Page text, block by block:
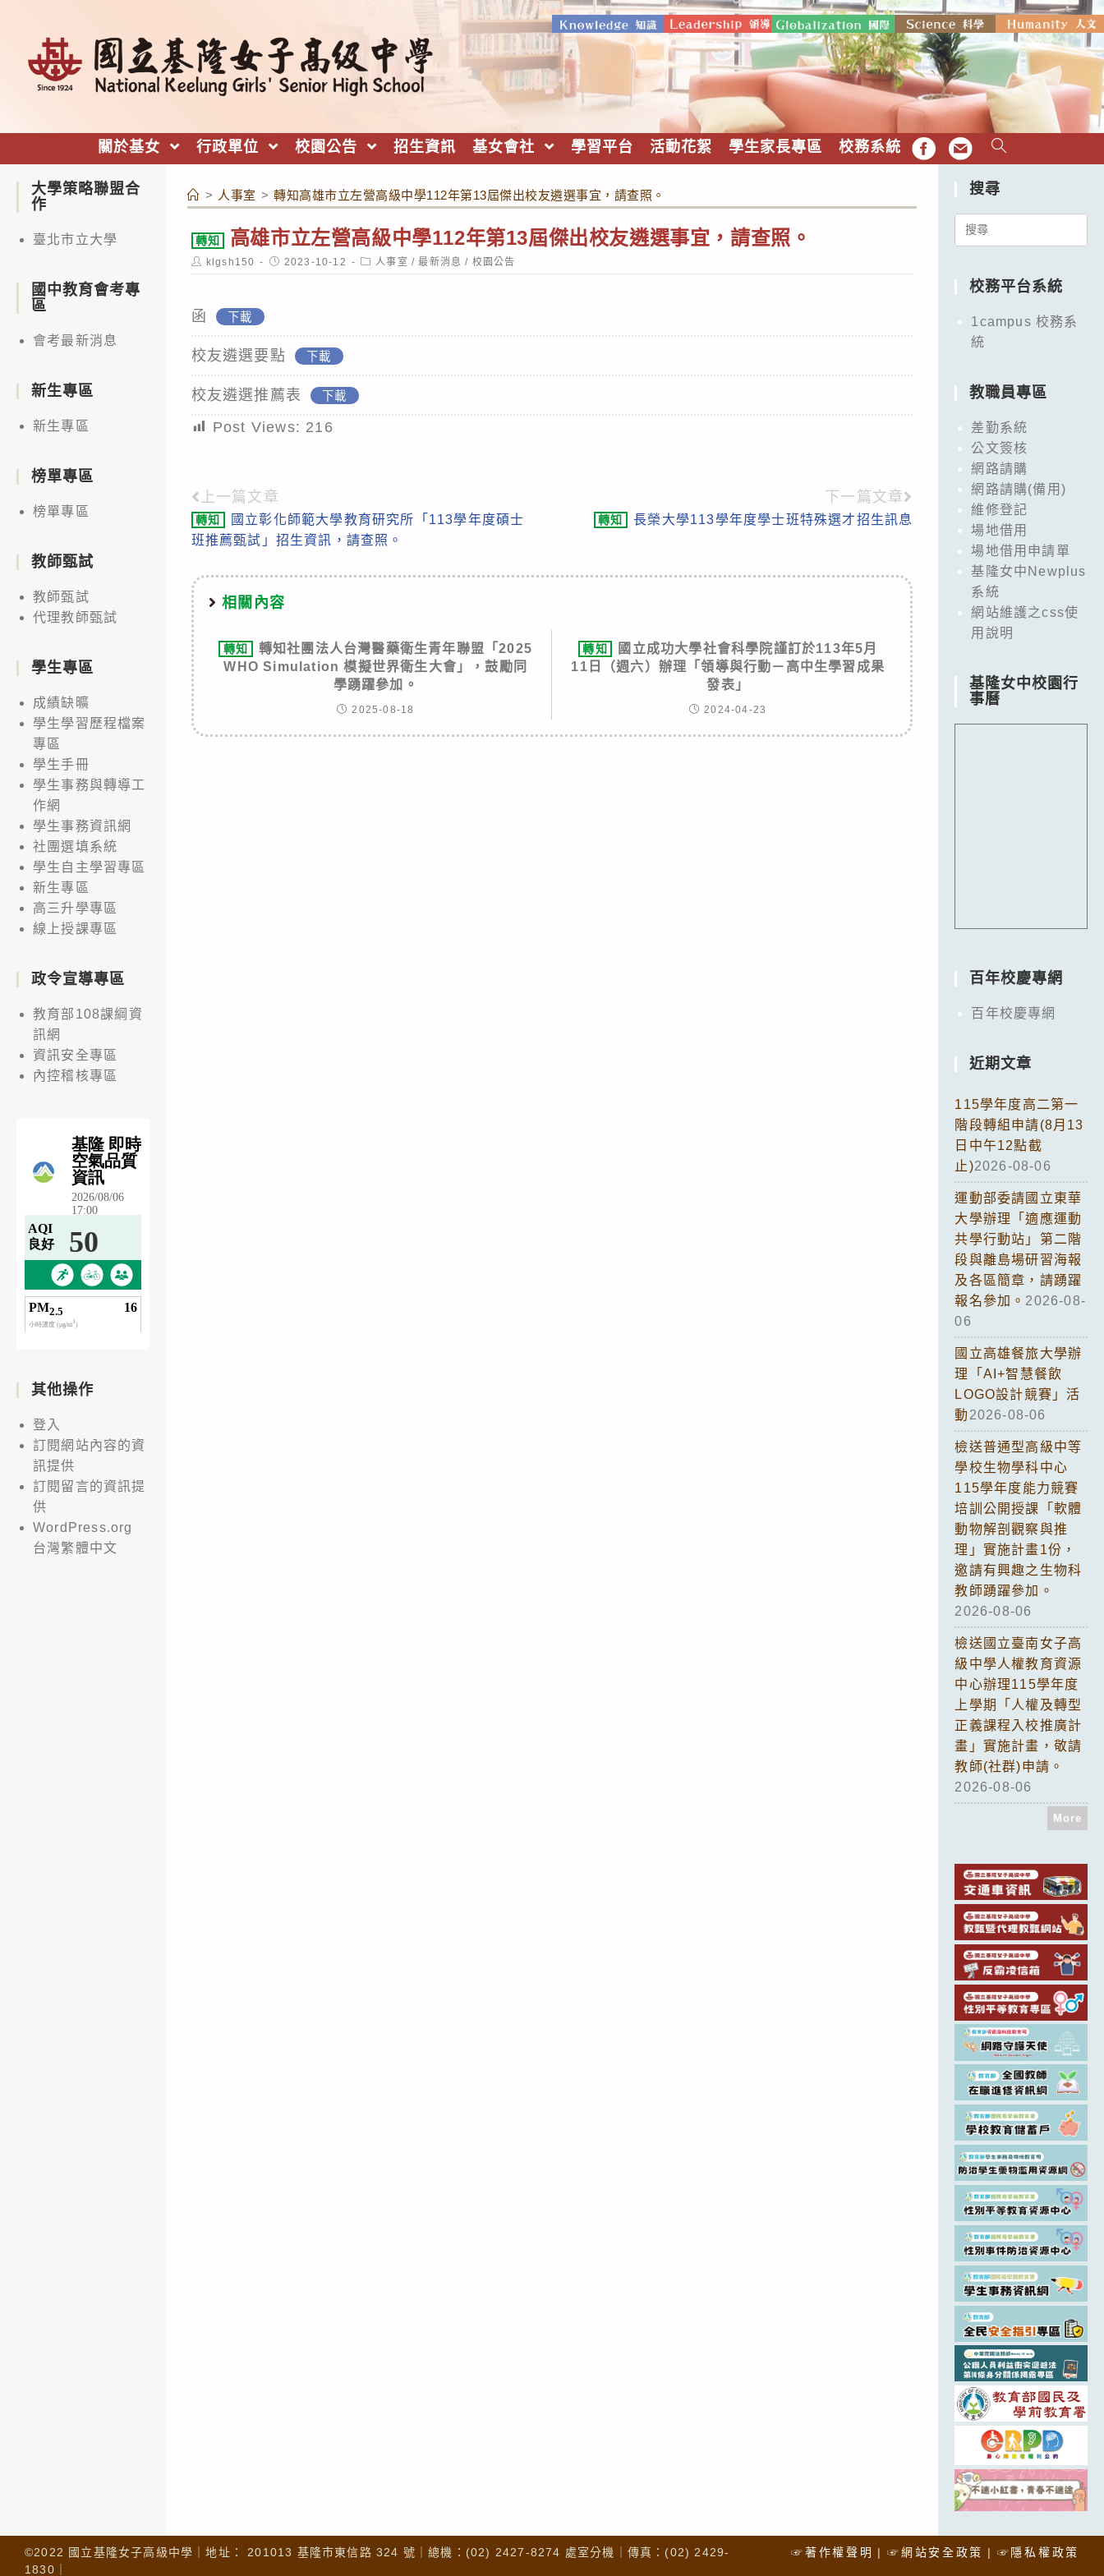
關於基女 行政單位 校園公告 招生資訊 基女會社 學習平台 活動花絮 學生家長專區 校務系統 FB EMAIL
> 人事室 > 轉知高雄市立左營高級中學112年第13屆傑出校友遴選事宜，請查照。
轉知 高雄市立左營高級中學112年第13屆傑出校友遴選事宜，請查照。
Post
author:
klgsh150
Post
published:
2023-10-12
Post
category:
人事室 / 最新消息 / 校園公告
函 下載
校友遴選要點 下載
校友遴選推薦表 下載
Post Views: 216
Read
more
上一篇文章
轉知
國立彰化師範大學教育研究所「113學年度碩士
班推薦甄試」招生資訊，請查照。
下一篇文章
轉知 長榮大學113學年度學士班特殊選才招生訊息
相關內容
轉知
轉知社團法人台灣醫藥衛生青年聯盟「2025
WHO Simulation 模擬世界衛生大會」，鼓勵同
學踴躍參加。
2025-08-18
轉知
國立成功大學社會科學院謹訂於113年5月
11日（週六）辦理「領導與行動－高中生學習成果
發表」
2024-04-23
大學策略聯盟合
作
臺北市立大學
國中教育會考專
區
會考最新消息
新生專區
新生專區
榜單專區
榜單專區
教師甄試
教師甄試
代理教師甄試
學生專區
成績缺曠
學生學習歷程檔案
專區
學生手冊
學生事務與轉導工
作網
學生事務資訊網
社團選填系統
學生自主學習專區
新生專區
高三升學專區
線上授課專區
政令宣導專區
教育部108課綱資
訊網
資訊安全專區
內控稽核專區
其他操作
登入
訂閱網站內容的資
訊提供
訂閱留言的資訊提
供
WordPress.org
台灣繁體中文
搜尋
Search
校務平台系統
1campus 校務系
統
教職員專區
差勤系統
公文簽核
網路請購
網路請購(備用)
維修登記
場地借用
場地借用申請單
基隆女中Newplus
系統
網站維護之css使
用說明
基隆女中校園行
事曆
百年校慶專網
百年校慶專網
近期文章
115學年度高二第一
階段轉組申請(8月13
日中午12點截
止)2026-08-06
運動部委請國立東華
大學辦理「適應運動
共學行動站」第二階
段與離島場研習海報
及各區簡章，請踴躍
報名參加。 2026-08-
06
國立高雄餐旅大學辦
理「AI+智慧餐飲
LOGO設計競賽」活
動 2026-08-06
檢送普通型高級中等
學校生物學科中心
115學年度能力競賽
培訓公開授課「軟體
動物解剖觀察與推
理」實施計畫1份，
邀請有興趣之生物科
教師踴躍參加。
2026-08-06
檢送國立臺南女子高
級中學人權教育資源
中心辦理115學年度
上學期「人權及轉型
正義課程入校推廣計
畫」實施計畫，敬請
教師(社群)申請。
2026-08-06
More
☞著作權聲明 ☞網站安全政策 ☞隱私權政策
©2022 國立基隆女子高級中學｜地址： 201013 基隆市東信路 324 號｜總機：(02) 2427-8274 處室分機｜傳真：(02) 2429-
1830｜